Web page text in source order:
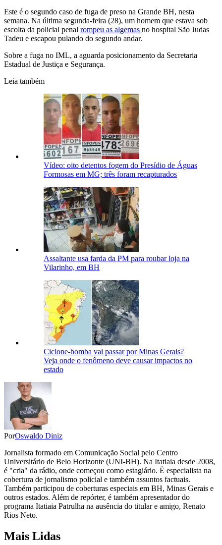
Este é o segundo caso de fuga de preso na Grande BH, nesta
semana. Na última segunda-feira (28), um homem que estava sob
escolta da policial penal rompeu as algemas no hospital São Judas
Tadeu e escapou pulando do segundo andar.
Sobre a fuga no IML, a aguarda posicionamento da Secretaria
Estadual de Justiça e Segurança.
Leia também
Vídeo: oito detentos fogem do Presídio de Águas
Formosas em MG; três foram recapturados
Assaltante usa farda da PM para roubar loja na
Vilarinho, em BH
Ciclone-bomba vai passar por Minas Gerais?
Veja onde o fenômeno deve causar impactos no
estado
PorOswaldo Diniz
Jornalista formado em Comunicação Social pelo Centro
Universitário de Belo Horizonte (UNI-BH). Na Itatiaia desde 2008,
é "cria" da rádio, onde começou como estagiário. É especialista na
cobertura de jornalismo policial e também assuntos factuais.
Também participou de coberturas especiais em BH, Minas Gerais e
outros estados. Além de repórter, é também apresentador do
programa Itatiaia Patrulha na ausência do titular e amigo, Renato
Rios Neto.
Mais Lidas